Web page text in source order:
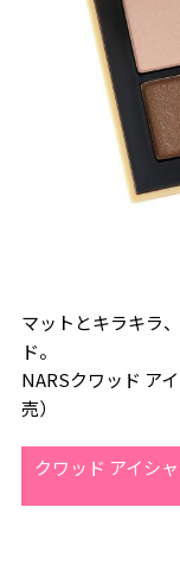
マットとキラキラ
ド。
NARSクワッド ア
売）
クワッド アイシ